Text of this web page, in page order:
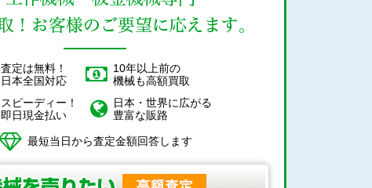
査定は無料！
日本全国対応
10年以上前の
機械も高額買取
スピーディー！
即日現金払い
日本・世界に広がる
豊富な販路
最短当日から査定金額回答します